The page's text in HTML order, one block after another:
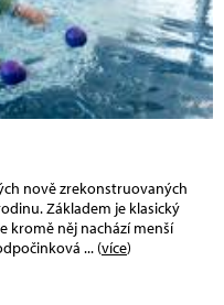
nově zrekonstruovaných
Základem je klasický
kromě něj nachází menší
... (více)